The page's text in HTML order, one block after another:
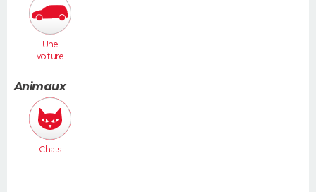
Une
voiture
(Megane,
307...)
Animaux
Chats